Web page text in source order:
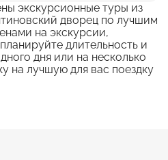
экскурсионные туры из
дворец по лучшим
на экскурсии,
длительность и
дня или на несколько
на лучшую для вас поездку